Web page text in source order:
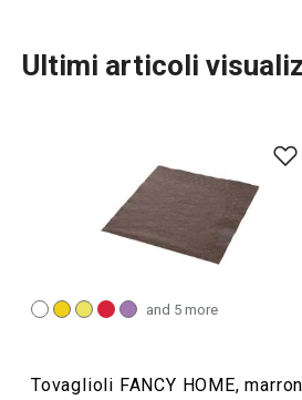
TESCOMA HOME
Servire in tavola
Ultimi articoli
and 5 more
Tovaglioli FANCY HOME,